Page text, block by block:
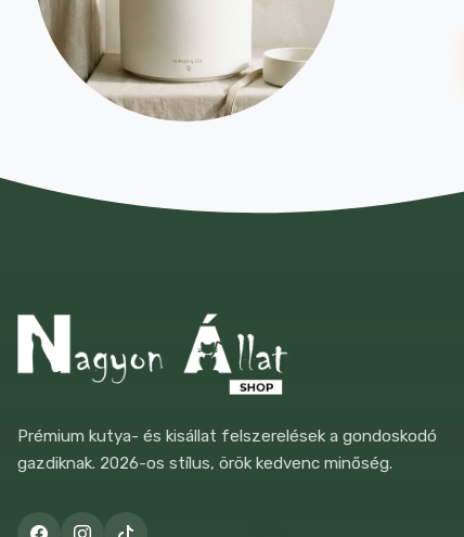
Prémium kutya- és kisállat felszerelések a gondoskodó
gazdiknak. 2026-os stílus, örök kedvenc minőség.